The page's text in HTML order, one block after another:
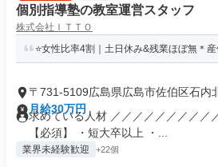
個別指導塾の教室運営スタッフ
株式会社ＩＴＴＯ
⭐女性比率4割｜土日休み&残業ほぼ無＊
〒731-5109広島県広島市佐伯区石内
月給30万円
求めている人材 ／／／／／／／／／
【必須】 ・短大卒以上 ・...
業界未経験歓迎 +22個